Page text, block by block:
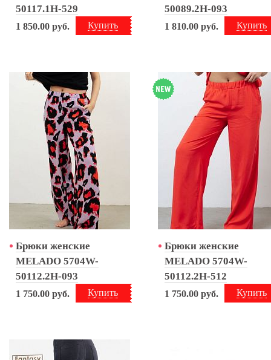
50117.1H-529
Купить
1 850.00 руб.
50089.2H-093
Купить
1 810.00 руб.
Брюки женские
MELADO 5704W-
50112.2H-093
Купить
1 750.00 руб.
Брюки женские
MELADO 5704W-
50112.2H-512
Купить
1 750.00 руб.